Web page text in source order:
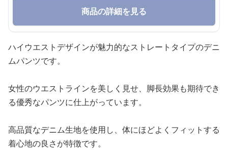
商品の詳細を見る
ハイウエストデザインが魅力的なストレートタイプのデニ
ムパンツです。
女性のウエストラインを美しく見せ、脚長効果も期待でき
る優秀なパンツに仕上がっています。
高品質なデニム生地を使用し、体にほどよくフィットする
着心地の良さが特徴です。